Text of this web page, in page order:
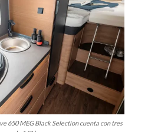
650 MEG Black Selection cuenta con tres